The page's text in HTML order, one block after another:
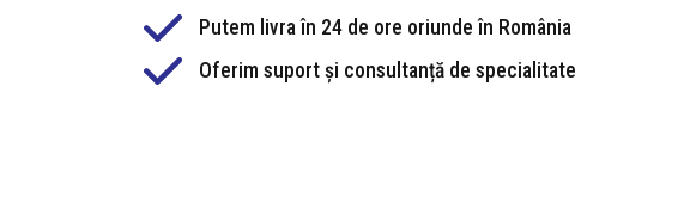
Putem livra în 24 de ore oriunde în România
Oferim suport și consultanță de specialitate